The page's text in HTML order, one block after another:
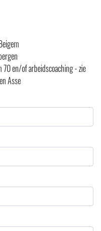
70 en/of arbeidscoaching - zie
Asse